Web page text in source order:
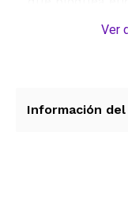
comprometer la
Ver
Información